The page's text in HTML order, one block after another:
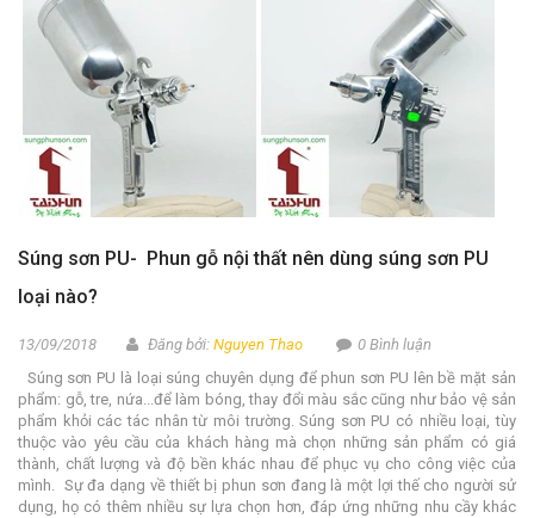
Súng sơn PU- Phun gỗ nội thất nên dùng súng sơn PU
loại nào?
13/09/2018 Đăng bởi: Nguyen Thao
0 Bình luận
Súng sơn PU là loại súng chuyên dụng để phun sơn PU lên bề mặt sản
phẩm: gỗ, tre, nứa...để làm bóng, thay đổi màu sắc cũng như bảo vệ sản
phẩm khỏi các tác nhân từ môi trường. Súng sơn PU có nhiều loại, tùy
thuộc vào yêu cầu của khách hàng mà chọn những sản phẩm có giá
thành, chất lượng và độ bền khác nhau để phục vụ cho công việc của
mình. Sự đa dạng về thiết bị phun sơn đang là một lợi thế cho người sử
dụng, họ có thêm nhiều sự lựa chọn hơn, đáp ứng những nhu cầy khác